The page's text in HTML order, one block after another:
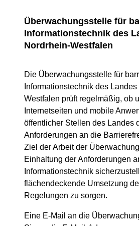
Überwachungsstelle für
Informationstechnik des
Nordrhein-Westfalen
Die Überwachungsstelle für
Informationstechnik des
Westfalen prüft regelmäßig, ob
Internetseiten und mobile
öffentlicher Stellen des Landes
Anforderungen an die
Ziel der Arbeit der
Einhaltung der Anforderungen
Informationstechnik
flächendeckende Umsetzung
Regelungen zu sorgen.
Eine E-Mail an die